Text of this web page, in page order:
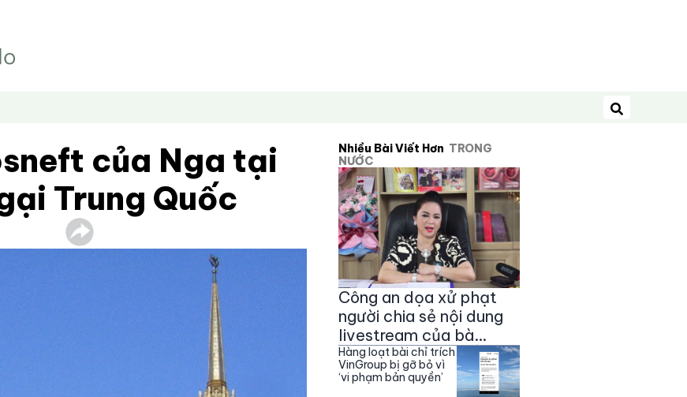
Tìm kiếm
của Nga tại
Trung Quốc
Nhiều Bài Viết Hơn TRONG
NƯỚC
Công an dọa xử phạt
người chia sẻ nội dung
livestream của bà
Nguyễn Phương Hằng
Hàng loạt bài chỉ trích
VinGroup bị gỡ bỏ vì
‘vi phạm bản quyền’